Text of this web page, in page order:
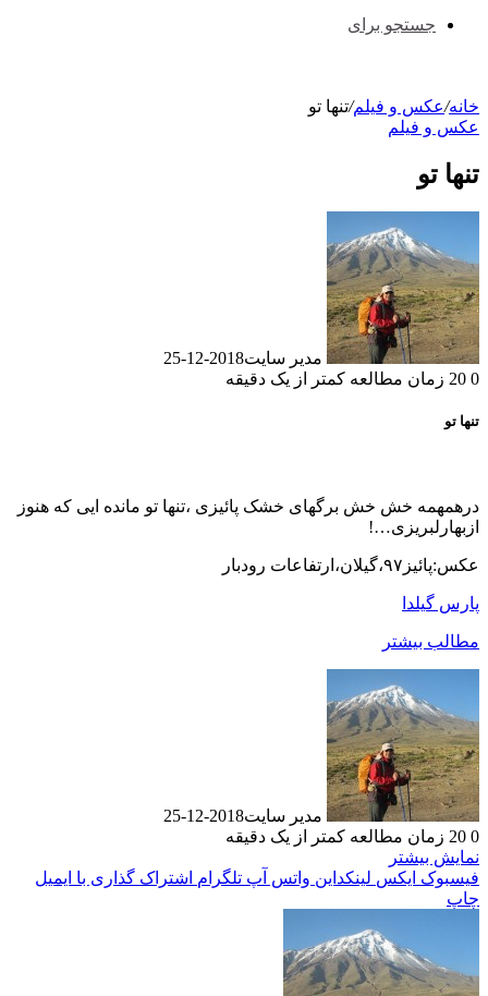
جستجو برای
خانه/عکس و فیلم/تنها تو
عکس و فیلم
تنها تو
مدیر سایت2018-12-25
0
زمان مطالعه کمتر از یک دقیقه
تنها تو
درهمهمه خش خش برگهای خشک پائیزی ،تنها تو مانده ایی که هنوز
ازبهارلبریزی…!
عکس:پائیز۹۷،گیلان،ارتفاعات رودبار
پارس گیلدا
مطالب بیشتر
مدیر سایت2018-12-25
0
زمان مطالعه کمتر از یک دقیقه
نمایش بیشتر
فیسبوک ایکس لینکداین واتس آپ تلگرام اشتراک گذاری با ایمیل
چاپ